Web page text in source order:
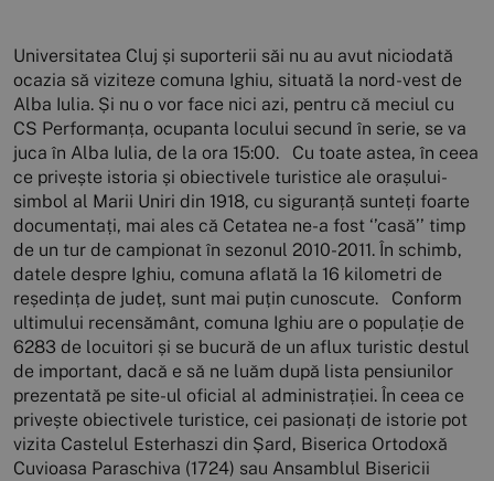
Universitatea Cluj și suporterii săi nu au avut niciodată
ocazia să viziteze comuna Ighiu, situată la nord-vest de
Alba Iulia. Și nu o vor face nici azi, pentru că meciul cu
CS Performanța, ocupanta locului secund în serie, se va
juca în Alba Iulia, de la ora 15:00. Cu toate astea, în ceea
ce privește istoria și obiectivele turistice ale orașului-
simbol al Marii Uniri din 1918, cu siguranță sunteți foarte
documentați, mai ales că Cetatea ne-a fost ‘’casă’’ timp
de un tur de campionat în sezonul 2010-2011. În schimb,
datele despre Ighiu, comuna aflată la 16 kilometri de
reședința de județ, sunt mai puțin cunoscute. Conform
ultimului recensământ, comuna Ighiu are o populație de
6283 de locuitori și se bucură de un aflux turistic destul
de important, dacă e să ne luăm după lista pensiunilor
prezentată pe site-ul oficial al administrației. În ceea ce
privește obiectivele turistice, cei pasionați de istorie pot
vizita Castelul Esterhaszi din Șard, Biserica Ortodoxă
Cuvioasa Paraschiva (1724) sau Ansamblul Bisericii